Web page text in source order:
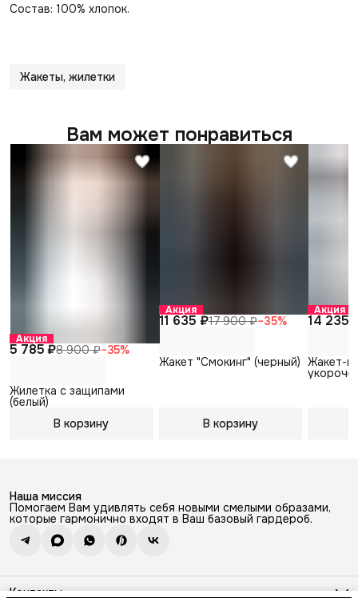
Состав: 100% хлопок.
Жакеты, жилетки
Вам может понравиться
Акция
5 785 ₽8 900 ₽−35%
Жилетка с защипами
(белый)
В корзину
Акция
11 635 ₽17 900 ₽−35%
Жакет "Смокинг" (черный)
В корзину
Акция
14 235
Жакет-
Наша миссия
Помогаем Вам удивлять себя новыми смелыми образами,
которые гармонично входят в Ваш базовый гардероб.
Контакты